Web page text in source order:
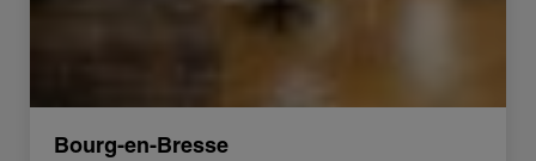
Bourg-en-Bresse